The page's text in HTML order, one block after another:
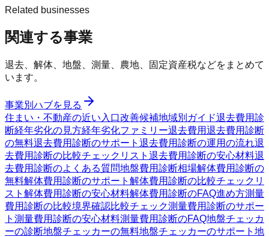
Related businesses
関連する事業
退去、解体、地盤、測量、農地、固定資産税などをまとめて
います。
事業別ハブを見る
住まい・不動産の近い入口改善候補地域別ガイド退去費用診
断経年劣化の見方経年劣化ファミリー退去費用退去費用診断
の無料退去費用診断のサポート 退去費用診断の運用の流れ退
去費用診断の比較チェックリスト 退去費用診断の安心材料退
去費用診断のよくある質問地盤費用診断相場解体費用診断の
無料解体費用診断のサポート 解体費用診断の比較チェックリ
スト 解体費用診断の安心材料解体費用診断のFAQ進め方測量
費用診断の比較境界確認比較チェック測量費用診断のサポー
ト 測量費用診断の安心材料測量費用診断のFAQ地盤チェッカ
ーの診断地盤チェッカーの無料地盤チェッカーのサポート 地